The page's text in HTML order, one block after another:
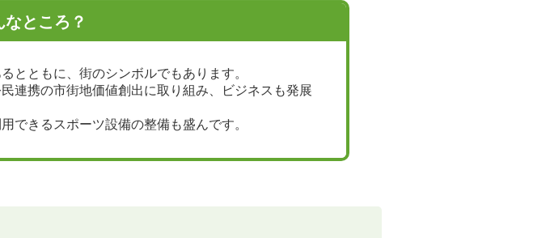
ところ？
とともに、街のシンボルでもあります。
連携の市街地価値創出に取り組み、ビジネスも発展
できるスポーツ設備の整備も盛んです。